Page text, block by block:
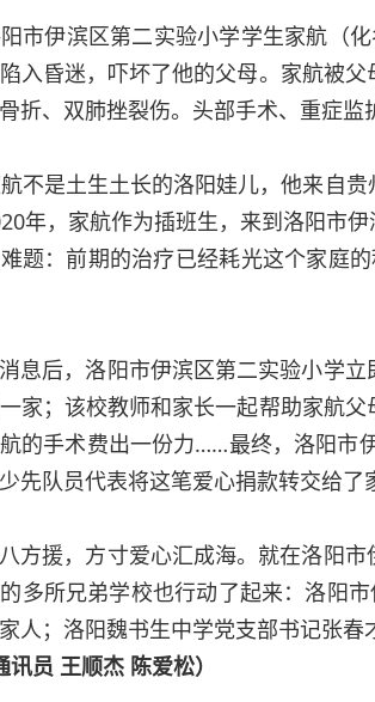
伊滨区第二实验小学学生家航（化
入昏迷，吓坏了他的父母。家航被
折、双肺挫裂伤。头部手术、重症
不是土生土长的洛阳娃儿，他来自
年，家航作为插班生，来到洛阳市
题：前期的治疗已经耗光这个家庭
息后，洛阳市伊滨区第二实验小学
家；该校教师和家长一起帮助家航
的手术费出一份力……最终，洛阳市
先队员代表将这笔爱心捐款转交给了
方援，方寸爱心汇成海。就在洛阳
多所兄弟学校也行动了起来：洛阳
人；洛阳魏书生中学党支部书记张
讯员 王顺杰 陈爱松）